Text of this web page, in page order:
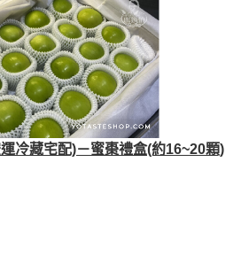
冷藏宅配)－蜜棗禮盒(約16~20顆)